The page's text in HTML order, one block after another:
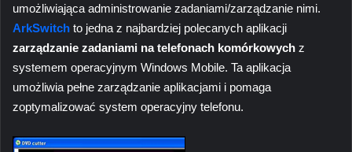
umożliwiająca administrowanie zadaniami/zarządzanie nimi.
ArkSwitch to jedna z najbardziej polecanych aplikacji
zarządzanie zadaniami na telefonach komórkowych z
systemem operacyjnym Windows Mobile. Ta aplikacja
umożliwia pełne zarządzanie aplikacjami i pomaga
zoptymalizować system operacyjny telefonu.